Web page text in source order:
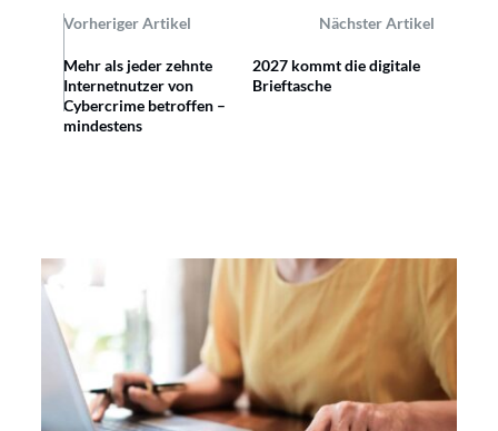
Vorheriger Artikel Nächster Artikel
Mehr als jeder zehnte
Internetnutzer von
Cybercrime betroffen –
mindestens
2027 kommt die digitale
Brieftasche